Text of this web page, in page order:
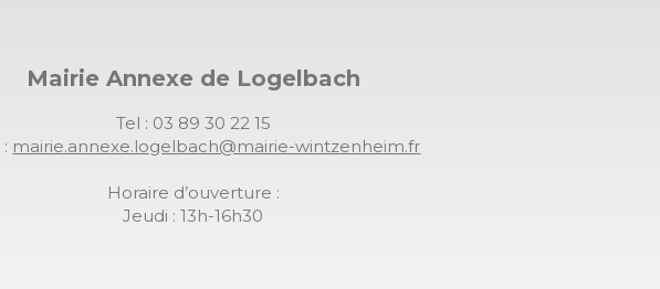
Mairie Annexe de Logelbach
Tel : 03 89 30 22 15
mairie.annexe.logelbach@mairie-wintzenheim.fr
Horaire d’ouverture :
Jeudi : 13h-16h30